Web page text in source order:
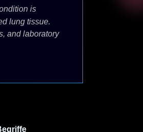
is
lung tissue.
and laboratory